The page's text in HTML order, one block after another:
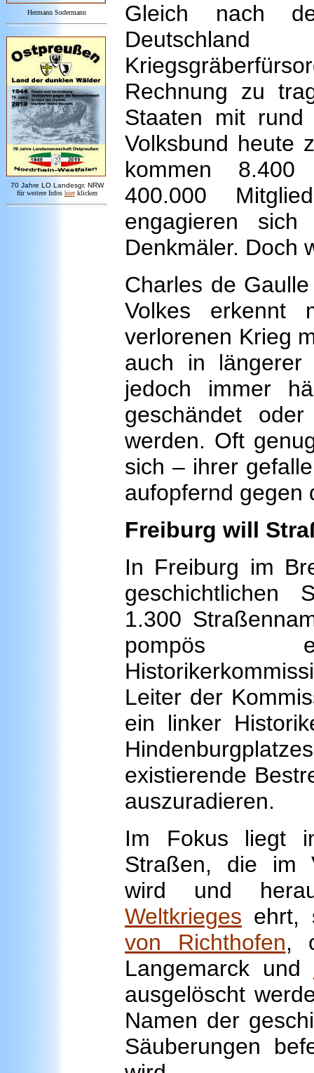
Hermann Sudermann
70 Jahre LO Landesgr. NRW
für weitere Infos hier klicken
Gleich nach
Deutschland
Rechnung zu
Staaten mit
Volksbund heute
kommen 8.400
400.000
engagieren
Denkmäler. Doch
Charles de
Volkes erkennt
verlorenen Krieg
auch in längerer
jedoch immer
geschändet
werden. Oft
sich – ihrer
aufopfernd gegen
Freiburg will
In Freiburg im
geschichtlichen
1.300
pompös
Leiter der
ein linker
existierende
auszuradieren.
Im Fokus liegt
Straßen, die im
wird und
Weltkrieges ehrt,
von Richthofen,
Langemarck und
ausgelöscht
Namen der
Säuberungen